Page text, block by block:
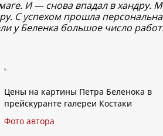
И — снова впадал в хандру.
С успехом прошла
у Беленка большое число
Цены на картины Петра Беленока в
прейскуранте галереи Костаки
Фото автора